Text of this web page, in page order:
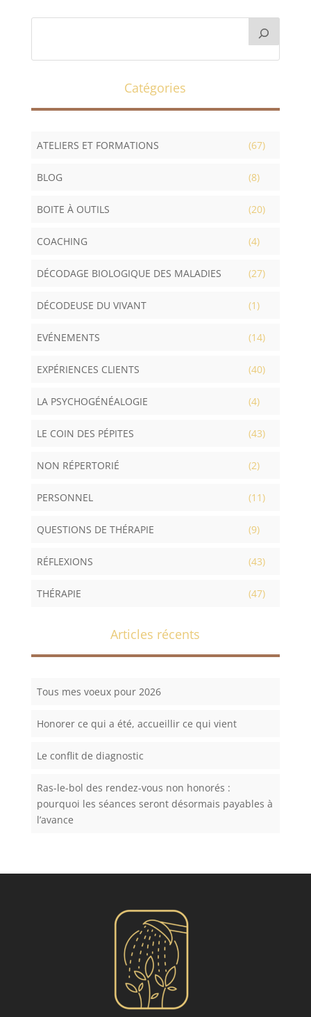
Catégories
ATELIERS ET FORMATIONS (67)
BLOG (8)
BOITE À OUTILS (20)
COACHING (4)
DÉCODAGE BIOLOGIQUE DES MALADIES (27)
DÉCODEUSE DU VIVANT (1)
EVÉNEMENTS (14)
EXPÉRIENCES CLIENTS (40)
LA PSYCHOGÉNÉALOGIE (4)
LE COIN DES PÉPITES (43)
NON RÉPERTORIÉ (2)
PERSONNEL (11)
QUESTIONS DE THÉRAPIE (9)
RÉFLEXIONS (43)
THÉRAPIE (47)
Articles récents
Tous mes voeux pour 2026
Honorer ce qui a été, accueillir ce qui vient
Le conflit de diagnostic
Ras-le-bol des rendez-vous non honorés :
pourquoi les séances seront désormais payables à
l’avance